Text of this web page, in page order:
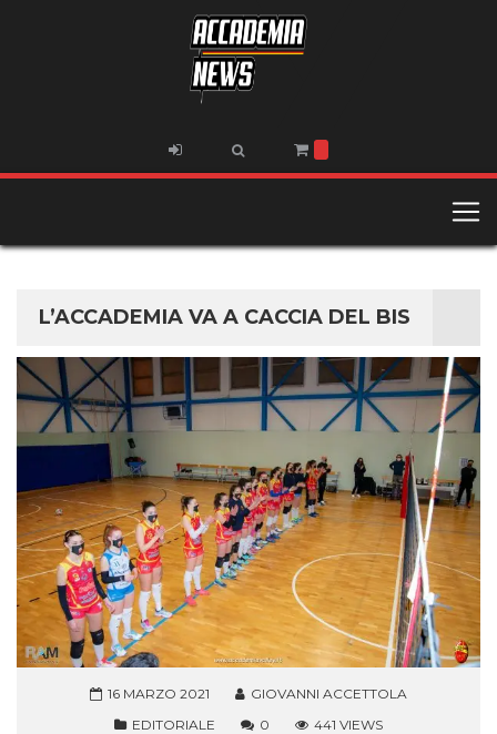
L’ACCADEMIA VA A CACCIA DEL BIS
16 MARZO 2021
GIOVANNI ACCETTOLA
EDITORIALE
0 441 VIEWS